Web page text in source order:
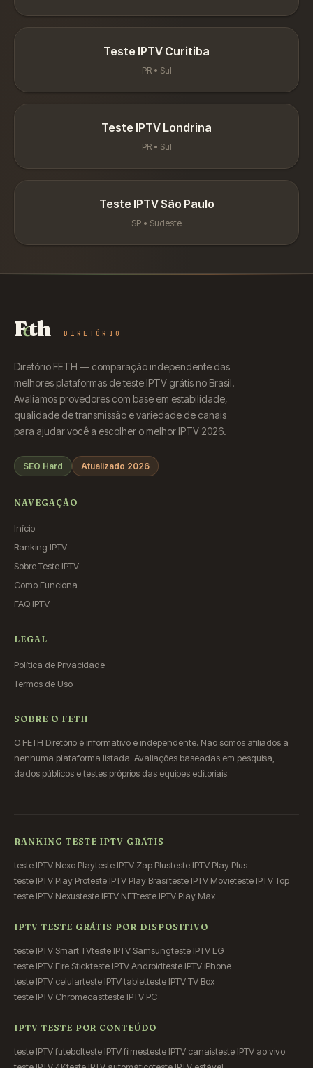
Teste IPTV Curitiba
PR• Sul
Teste IPTV Londrina
PR• Sul
Teste IPTVSão Paulo
SP • Sudeste
Feth DIRETÓRIO
Diretório FETH — comparação independente das
melhores plataformas de teste IPTV grátis no Brasil.
Avaliamos provedores com base em estabilidade,
qualidade de transmissão e variedade de canais
para ajudar você a escolher o melhor IPTV 2026.
SEO Hard Atualizado 2026
NAVEGAÇÃO
Início
Ranking IPTV
Sobre Teste IPTV
Como Funciona
FAQ IPTV
LEGAL
Política de Privacidade
Termos de Uso
SOBRE O FETH
O FETH Diretório é informativo e independente. Não somos afiliados a
nenhuma plataforma listada. Avaliações baseadas em pesquisa,
dados públicos e testes próprios das equipes editoriais.
RANKING TESTE IPTV GRÁTIS
teste IPTV Nexo Playteste IPTV Zap Plusteste IPTV Play Plus
teste IPTV Play Proteste IPTV Play Brasilteste IPTV Movieteste IPTV Top
teste IPTV Nexusteste IPTV NETteste IPTV Play Max
IPTV TESTE GRÁTIS POR DISPOSITIVO
teste IPTV Smart TVteste IPTV Samsungteste IPTV LG
teste IPTV Fire Stickteste IPTV Androidteste IPTV iPhone
teste IPTV celularteste IPTV tabletteste IPTV TV Box
teste IPTV Chromecastteste IPTV PC
IPTV TESTE POR CONTEÚDO
teste IPTV futebolteste IPTV filmesteste IPTV canaisteste IPTV ao vivo